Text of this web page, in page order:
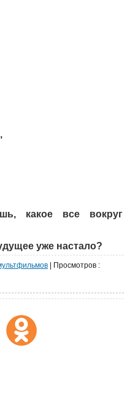
какое все вокруг
уже настало?
Просмотров :